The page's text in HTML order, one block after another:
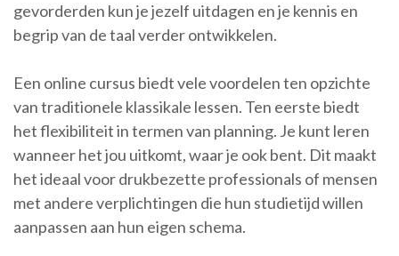
gevorderden kun je jezelf uitdagen en je kennis en
begrip van de taal verder ontwikkelen.
Een online cursus biedt vele voordelen ten opzichte
van traditionele klassikale lessen. Ten eerste biedt
het flexibiliteit in termen van planning. Je kunt leren
wanneer het jou uitkomt, waar je ook bent. Dit maakt
het ideaal voor drukbezette professionals of mensen
met andere verplichtingen die hun studietijd willen
aanpassen aan hun eigen schema.